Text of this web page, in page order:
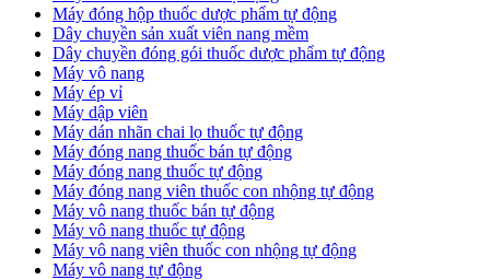
Máy đóng hộp thuốc dược phẩm tự động
Dây chuyền sản xuất viên nang mềm
Dây chuyền đóng gói thuốc dược phẩm tự động
Máy vô nang
Máy ép vỉ
Máy dập viên
Máy dán nhãn chai lọ thuốc tự động
Máy đóng nang thuốc bán tự động
Máy đóng nang thuốc tự động
Máy đóng nang viên thuốc con nhộng tự động
Máy vô nang thuốc bán tự động
Máy vô nang thuốc tự động
Máy vô nang viên thuốc con nhộng tự động
Máy vô nang tự động